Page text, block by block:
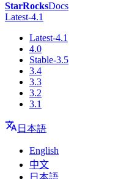
StarRocksDocs
Latest-4.1
Latest-4.1
4.0
Stable-3.5
3.4
3.3
3.2
3.1
日本語
English
中文
日本語